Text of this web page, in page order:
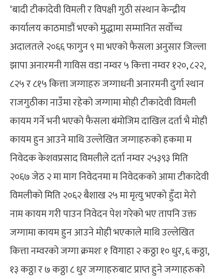
‘बादी टीकादेवी विमली र विपक्षी गुठी संस्थान केन्द्रीय
कार्यालय काठमाडौं भएको मुद्धामा सम्मानित सर्वोच्च
अदालतले २०६६ फागुन ९ मा भएको फैसला अनुसार जिल्ला
झापा अनारमनी गाविस वडा नम्वर ५ कित्ता नम्वर १२०, ८२२,
८२५ र ८१५ कित्ता जग्गाहरु जग्गाधनी अनारमनी दुर्गा स्थान
राजगुठीका नाउँमा रहेको जग्गामा मोही टीकादेवी विमली
कायम गर्ने भनी भएको फैसला बंमोजिम दाखिल दर्ता भै मोही
कायम हुन आउने माथि उल्लेखित जग्गाहरुको हकमा म
निवेदक केशवप्रसाद विमलीले दर्ता नम्वर २५३९३ मिति
२०६७ जेठ २ मा माग निवेदनमा म निवेदकको आमा टीकादेवी
विमलीको मिति २०६२ बैशाख २५ मा मृत्यु भएको हुँदा मेरो
नाम कायम गरी पाउन निवेदन पेश गरेको भए तापनि उक्त
जग्गामा कायम हुन आउने मोही भएकाले माथि उल्लेखित
कित्ता नम्वरको जग्गा क्रमशः १ विगाहा २ कठ्ठा १० धुर, ६ कठ्ठा,
१३ कठ्ठा र ७ कठ्ठा ८ धुर जग्गाहरुबाट प्राप्त हुने जग्गाहरुको